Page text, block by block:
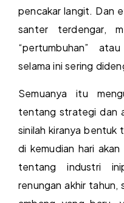
pencakar langit. Dan
santer terdengar,
“pertumbuhan”
selama ini sering
Semuanya itu
tentang strategi dan
sinilah kiranya bentuk
di kemudian hari
tentang industri
renungan akhir tahun,